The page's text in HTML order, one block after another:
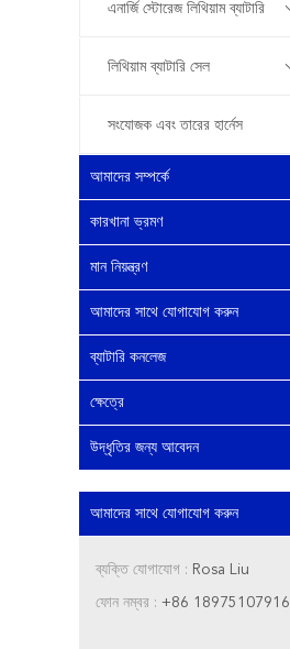
এনার্জি স্টোরেজ লিথিয়াম ব্যাটারি
লিথিয়াম ব্যাটারি সেল
সংযোজক এবং তারের হার্নেস
আমাদের সম্পর্কে
কারখানা ভ্রমণ
মান নিয়ন্ত্রণ
আমাদের সাথে যোগাযোগ করুন
ব্যাটারি কনলেজ
ক্ষেত্রে
উদ্ধৃতির জন্য আবেদন
আমাদের সাথে যোগাযোগ করুন
ব্যক্তি যোগাযোগ : Rosa Liu
ফোন নম্বর : +86 18975107916